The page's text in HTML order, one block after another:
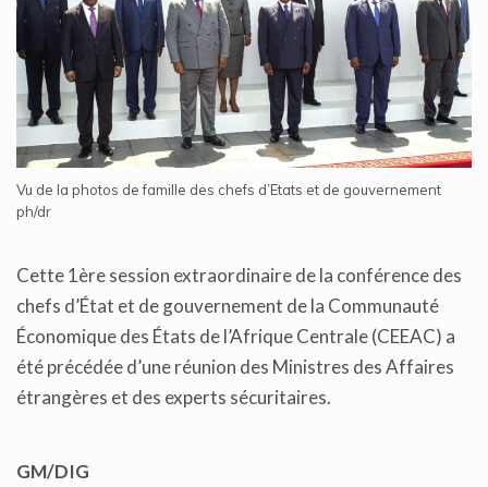
Vu de la photos de famille des chefs d’Etats et de gouvernement
ph/dr
Cette 1ère session extraordinaire de la conférence des
chefs d’État et de gouvernement de la Communauté
Économique des États de l’Afrique Centrale (CEEAC) a
été précédée d’une réunion des Ministres des Affaires
étrangères et des experts sécuritaires.
GM/DIG